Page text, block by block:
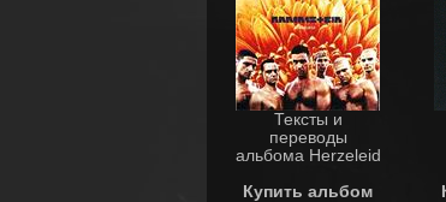
Тексты и
переводы
альбома Herzeleid
Купить альбом